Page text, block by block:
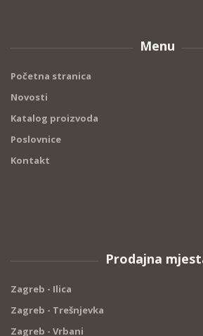
Menu
Početna stranica
Novosti
Katalog proizvoda
Poslovnice
Kontakt
Prodajna
Zagreb - Ilica
Zagreb - Trešnjevka
Zagreb - Vrbani